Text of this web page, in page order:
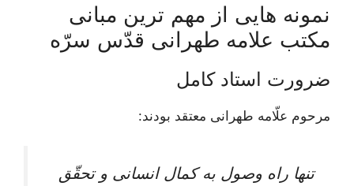
نمونه هایی از مهم ترین مبانی
مکتب علامه طهرانی قدّس سرّه
ضرورت استاد کامل
مرحوم علّامه طهرانى معتقد بودند:
تنها راه وصول به کمال انسانی و تحقّق